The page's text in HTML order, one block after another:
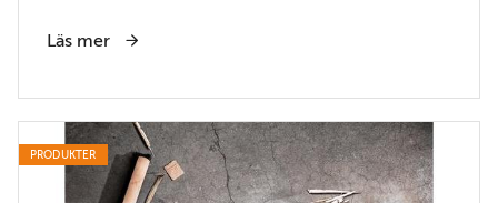
Läs mer
PRODUKTER